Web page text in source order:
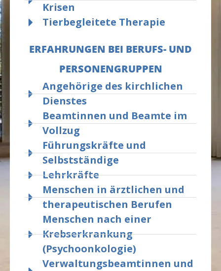
Krisen
Tierbegleitete Therapie
ERFAHRUNGEN BEI BERUFS- UND
PERSONENGRUPPEN
Angehörige des kirchlichen
Dienstes
Beamtinnen und Beamte im
Vollzug
Führungskräfte und
Selbstständige
Lehrkräfte
Menschen in ärztlichen und
therapeutischen Berufen
Menschen nach einer
Krebserkrankung
(Psychoonkologie)
Verwaltungsbeamtinnen und